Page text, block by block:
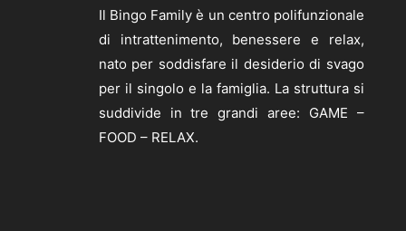
Il Bingo Family è un centro polifunzionale
di intrattenimento, benessere e relax,
nato per soddisfare il desiderio di svago
per il singolo e la famiglia. La struttura si
suddivide in tre grandi aree: GAME –
FOOD – RELAX.